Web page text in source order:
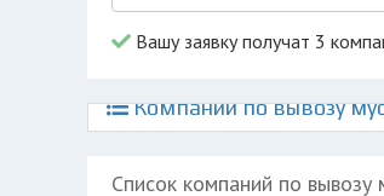
Вашу заявку получат 3
Компании по вывозу
Список компаний по вывозу